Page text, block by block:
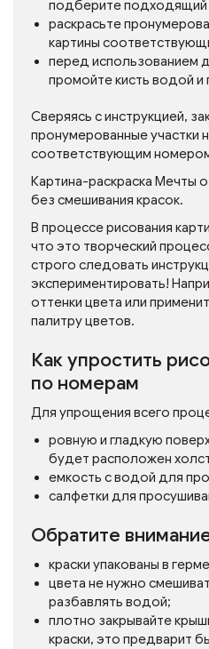
подберите подходящий
раскрасьте
картины
перед использованием
промойте кисть водой и
Сверяясь с инструкцией,
пронумерованные участки
соответствующим номером
Картина-раскраска Мечты
без смешивания красок.
В процессе рисования
что это творческий
строго следовать
экспериментировать!
оттенки цвета или
палитру цветов.
Как упростить
по номерам
Для упрощения всего
ровную и гладкую
будет расположен
емкость с водой для
салфетки для
Обратите
краски упакованы в
цвета не нужно
разбавлять водой;
плотно закрывайте
краски, это предварит